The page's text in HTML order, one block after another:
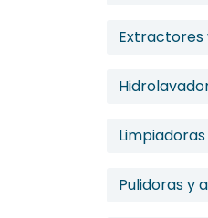
Pulidoras y